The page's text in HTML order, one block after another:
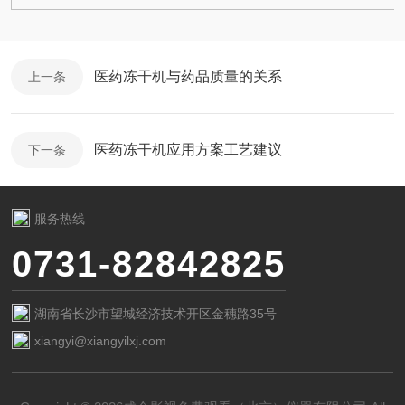
上一条 医药冻干机与药品质量的关系
下一条 医药冻干机应用方案工艺建议
服务热线
0731-82842825
湖南省长沙市望城经济技术开区金穗路35号
xiangyi@xiangyilxj.com